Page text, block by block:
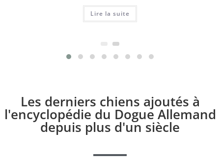
Lire la suite
Les derniers chiens ajoutés à
l'encyclopédie du Dogue Allemand
depuis plus d'un siècle